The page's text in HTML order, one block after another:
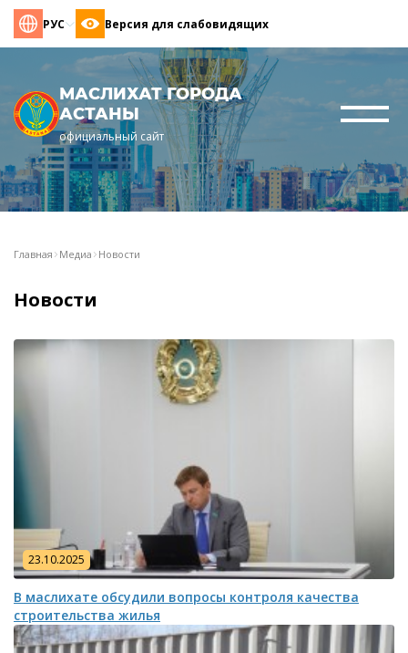
РУС Версия для слабовидящих
МАСЛИХАТ ГОРОДА
АСТАНЫ
официальный сайт
Главная Медиа Новости
Новости
23.10.2025
В маслихате обсудили вопросы контроля качества
строительства жилья